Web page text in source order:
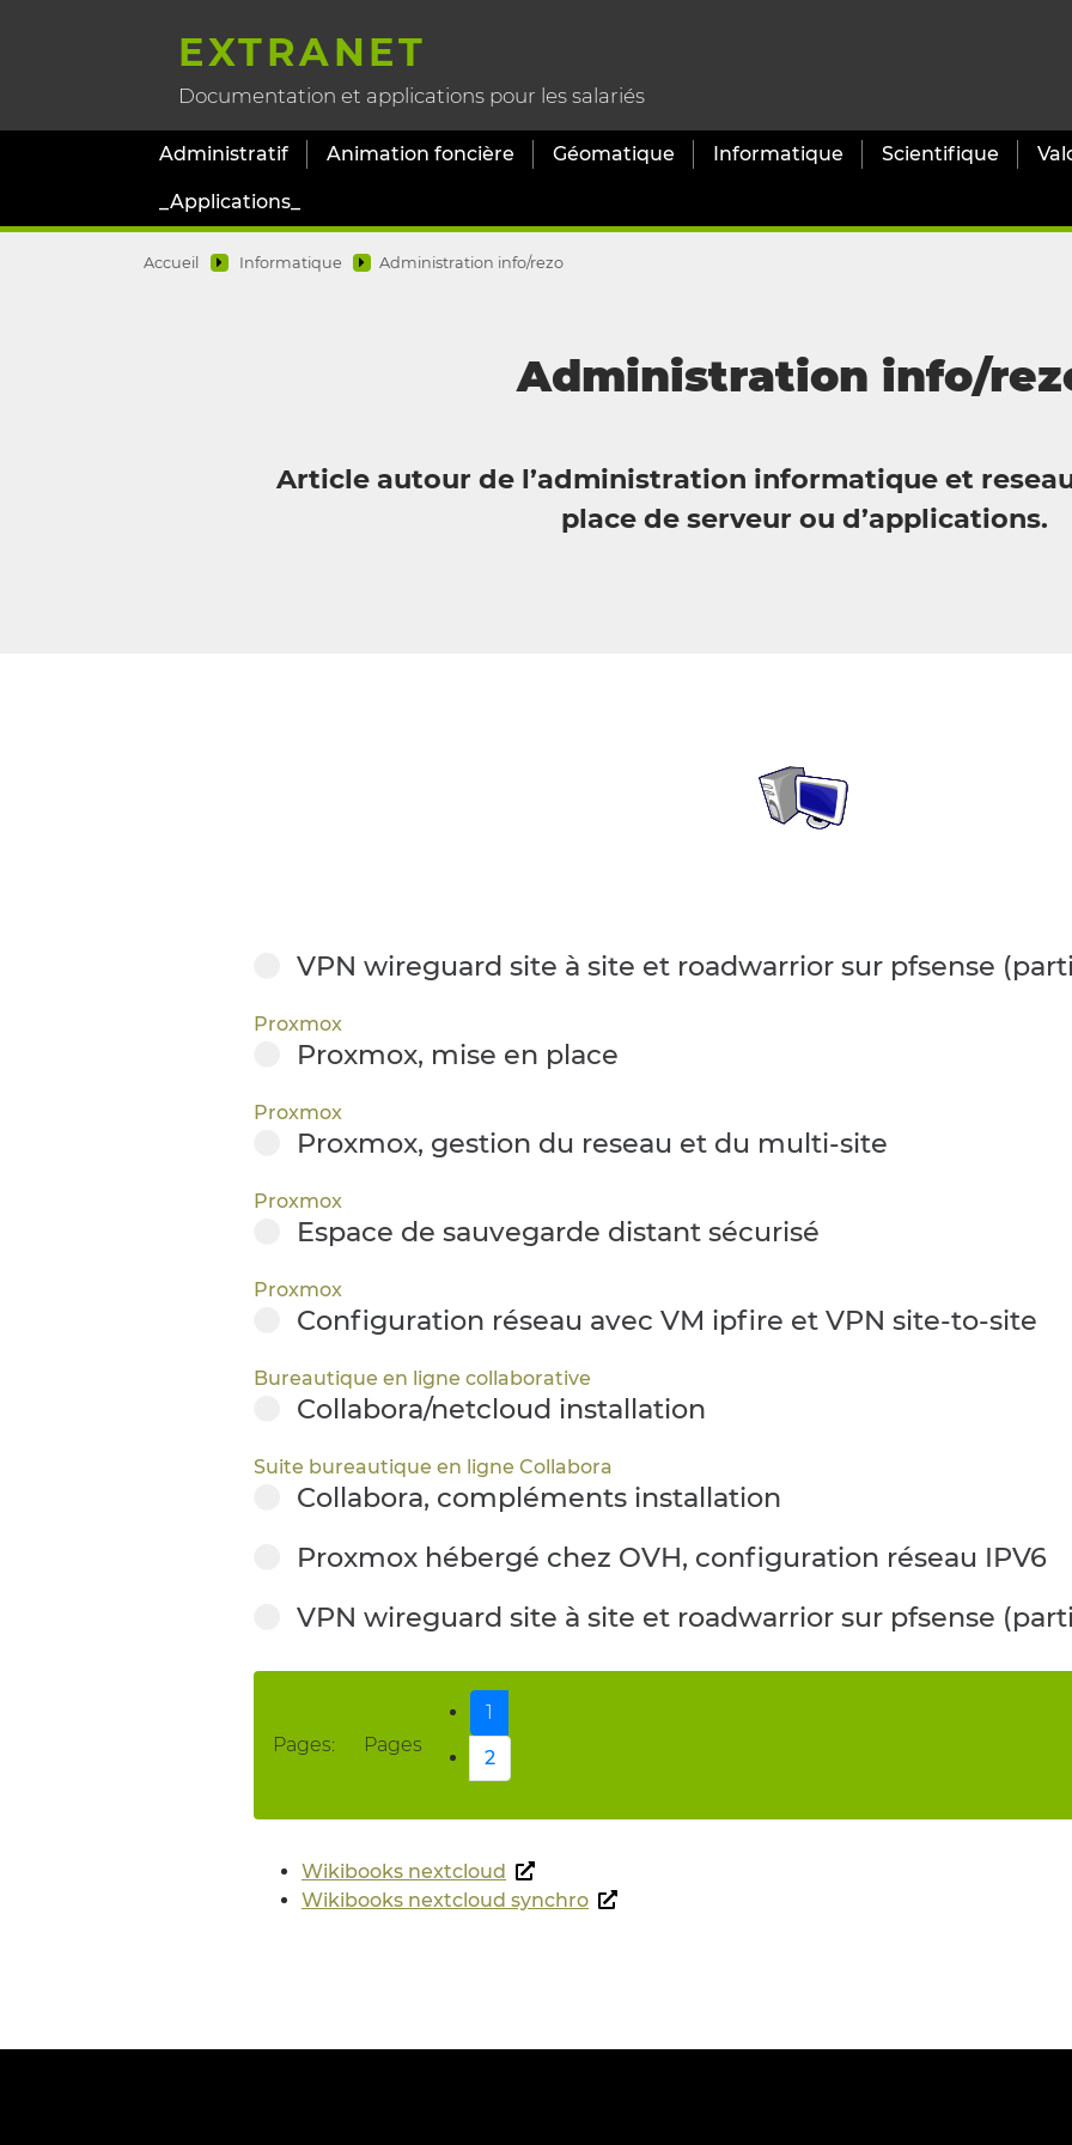
EXTRANET
Documentation et applications pour les salariés
Administratif Animation foncière Géomatique Informatique Scientifique
_Applications_
Accueil Informatique Administration info/rezo
Administration info/
Article autour de l’administration informatique et
place de serveur ou d’applications.
VPN wireguard site à site et roadwarrior sur pfsense
Proxmox
Proxmox, mise en place
Proxmox
Proxmox, gestion du reseau et du multi-site
Proxmox
Espace de sauvegarde distant sécurisé
Proxmox
Configuration réseau avec VM ipfire et VPN site-to-site
Bureautique en ligne collaborative
Collabora/netcloud installation
Suite bureautique en ligne Collabora
Collabora, compléments installation
Proxmox hébergé chez OVH, configuration réseau IPV6
VPN wireguard site à site et roadwarrior sur pfsense
Pages: Pages
1
2
Wikibooks nextcloud
Wikibooks nextcloud synchro